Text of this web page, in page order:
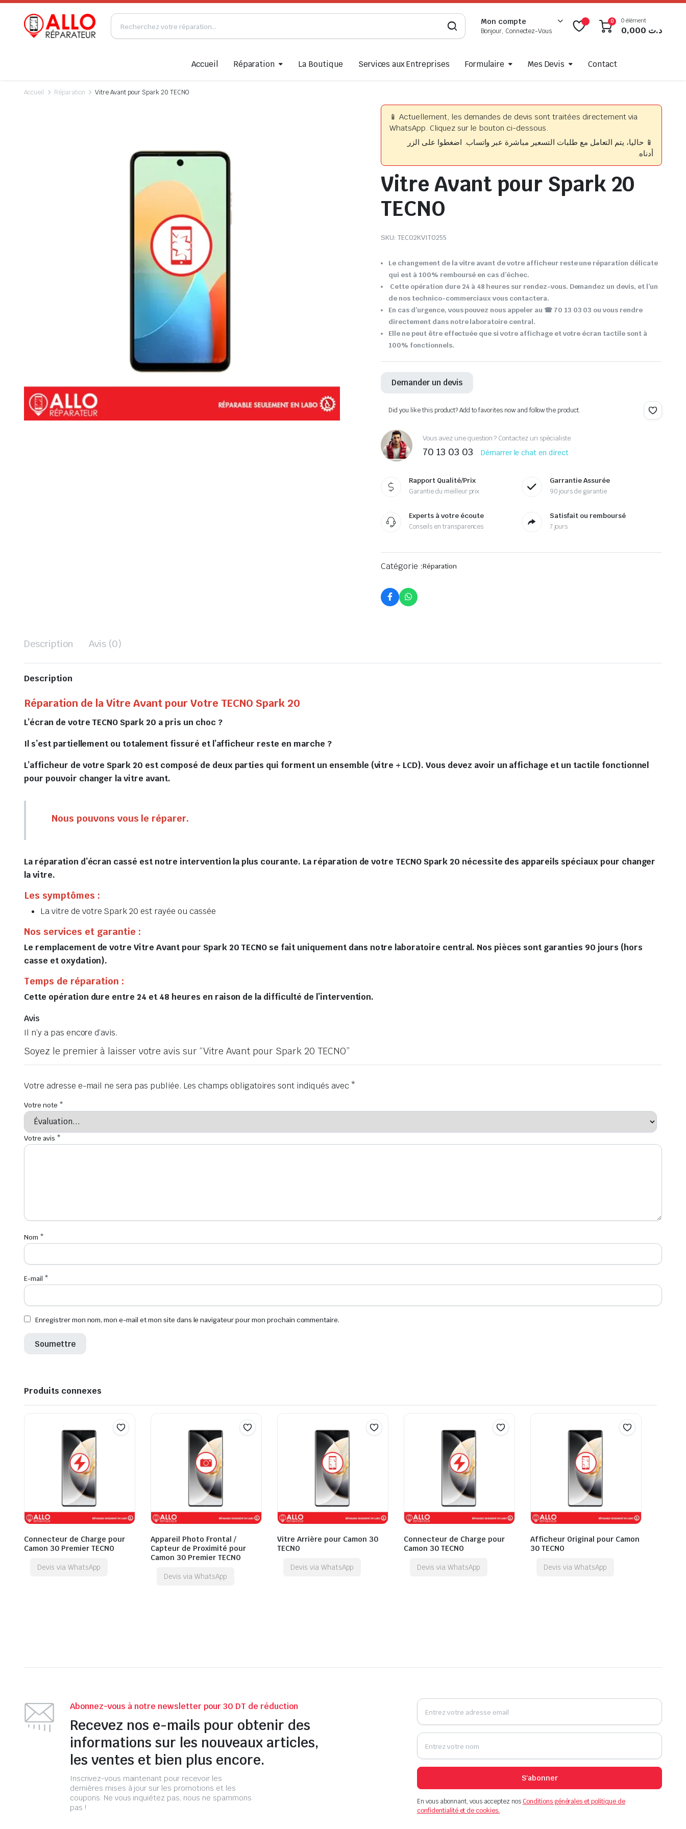
Mon compte
Bonjour, Connectez-Vous
0 0 élément
د.ت
Accueil Réparation La Boutique Services aux Entreprises Formulaire Mes Devis Contact
Accueil Réparation Vitre Avant pour Spark 20 TECNO
📱 Actuellement, les demandes de devis sont traitées directement via
WhatsApp. Cliquez sur le bouton ci-dessous.
📱 حاليا، يتم التعامل مع طلبات التسعير مباشرة عبر واتساب. اضغطوا على الزر
أدناه.
Vitre Avant pour Spark 20
TECNO
SKU: TEC02KVIT0255
Le changement de la vitre avant de votre afficheur reste une réparation délicate
qui est à 100% remboursé en cas d’échec.
Cette opération dure 24 à 48 heures sur rendez-vous. Demandez un devis, et l’un
de nos technico-commerciaux vous contactera.
En cas d’urgence, vous pouvez nous appeler au ☎ 70 13 03 03 ou vous rendre
directement dans notre laboratoire central.
Elle ne peut être effectuée que si votre affichage et votre écran tactile sont à
100% fonctionnels.
Demander un devis
Did you like this product? Add to favorites now and follow the product.
Vous avez une question ? Contactez un spécialiste
70 13 03 03 Démarrer le chat en direct
Rapport Qualité/Prix
Garantie du meilleur prix
Garrantie Assurée
90 jours de garantie
Experts à votre écoute
Conseils en transparences
Satisfait ou remboursé
7 jours
Catégorie :Réparation
Description Avis (0)
Description
Réparation de la Vitre Avant pour Votre TECNO Spark 20
L’écran de votre TECNO Spark 20 a pris un choc ?
Il s’est partiellement ou totalement fissuré et l’afficheur reste en marche ?
L’afficheur de votre Spark 20 est composé de deux parties qui forment un ensemble (vitre + LCD). Vous devez avoir un affichage et un tactile fonctionnel
pour pouvoir changer la vitre avant.
Nous pouvons vous le réparer.
La réparation d’écran cassé est notre intervention la plus courante. La réparation de votre TECNO Spark 20 nécessite des appareils spéciaux pour changer
la vitre.
Les symptômes :
La vitre de votre Spark 20 est rayée ou cassée
Nos services et garantie :
Le remplacement de votre Vitre Avant pour Spark 20 TECNO se fait uniquement dans notre laboratoire central. Nos pièces sont garanties 90 jours (hors
casse et oxydation).
Temps de réparation :
Cette opération dure entre 24 et 48 heures en raison de la difficulté de l’intervention.
Avis
Il n’y a pas encore d’avis.
Soyez le premier à laisser votre avis sur “Vitre Avant pour Spark 20 TECNO”
Votre adresse e-mail ne sera pas publiée. Les champs obligatoires sont indiqués avec*
Votre note *
Votre avis *
Nom *
E-mail *
Enregistrer mon nom, mon e-mail et mon site dans le navigateur pour mon prochain commentaire.
Produits connexes
Connecteur de Charge pour
Camon 30 Premier TECNO
Devis via WhatsApp
Appareil Photo Frontal /
Capteur de Proximité pour
Camon 30 Premier TECNO
Devis via WhatsApp
Vitre Arrière pour Camon 30
TECNO
Devis via WhatsApp
Connecteur de Charge pour
Camon 30 TECNO
Devis via WhatsApp
Afficheur Original pour Camon
30 TECNO
Devis via WhatsApp
Abonnez-vous à notre newsletter pour 30 DT de réduction
Recevez nos e-mails pour obtenir des
informations sur les nouveaux articles,
les ventes et bien plus encore.
Inscrivez-vous maintenant pour recevoir les
dernières mises à jour sur les promotions et les
coupons. Ne vous inquiétez pas, nous ne spammons
pas !
S'abonner
En vous abonnant, vous acceptez nosConditions générales et politique de
confidentialité et de cookies.